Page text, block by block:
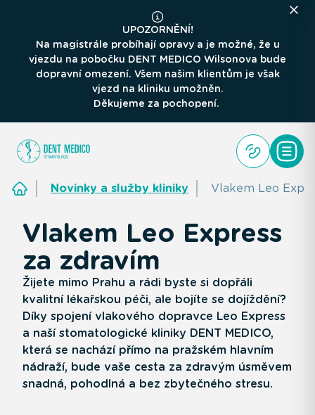
UPOZORNĚNÍ!
Na magistrále probíhají opravy a je možné, že u
vjezdu na pobočku DENT MEDICO Wilsonova bude
dopravní omezení. Všem našim klientům je však
vjezd na kliniku umožněn.
Děkujeme za pochopení.
Novinky a služby kliniky Vlakem Leo
Vlakem Leo Express
za zdravím
Žijete mimo Prahu a rádi byste si dopřáli
kvalitní lékařskou péči, ale bojíte se dojíždění?
Díky spojení vlakového dopravce Leo Express
a naší stomatologické kliniky DENT MEDICO,
která se nachází přímo na pražském hlavním
nádraží, bude vaše cesta za zdravým úsměvem
snadná, pohodlná a bez zbytečného stresu.